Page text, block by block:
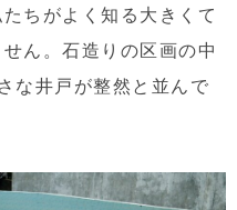
ちがよく知る大きくて
ん。石造りの区画の中
な井戸が整然と並んで